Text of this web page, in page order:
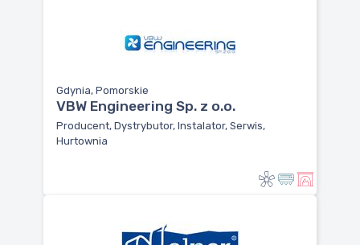
Gdynia, Pomorskie
VBW Engineering Sp. z o.o.
Producent, Dystrybutor, Instalator, Serwis,
Hurtownia